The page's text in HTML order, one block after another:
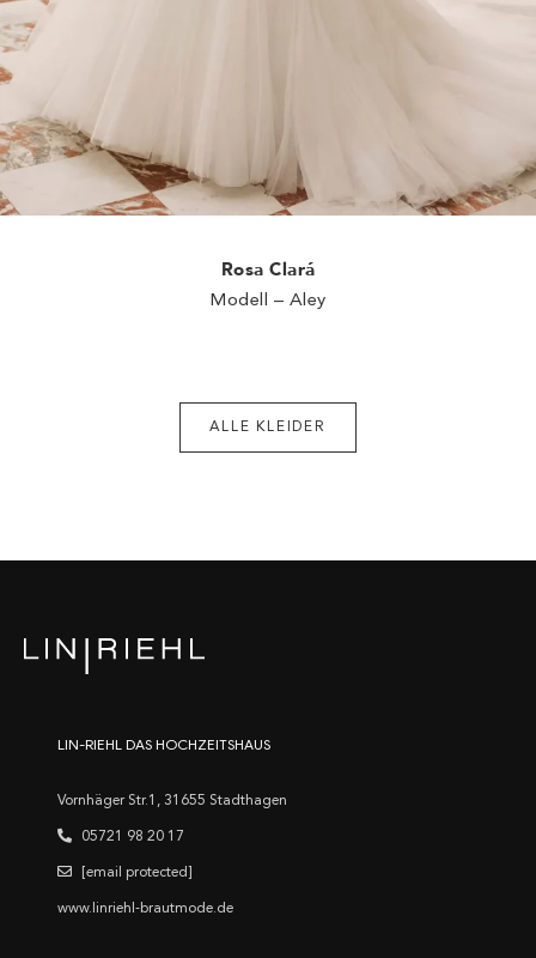
Rosa Clará
Modell – Aley
ALLE KLEIDER
LIN-RIEHL DAS HOCHZEITSHAUS
Vornhäger Str.1, 31655 Stadthagen
05721 98 20 17
[email protected]
www.linriehl-brautmode.de